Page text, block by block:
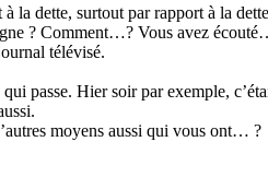
dette, surtout par rapport à la
? Comment…? Vous avez
télévisé.
passe. Hier soir par exemple,
moyens aussi qui vous ont… ?